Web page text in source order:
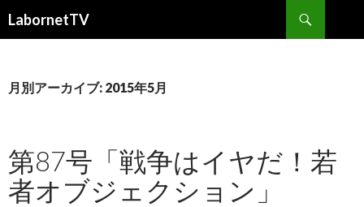
LabornetTV
索
ン
動
月別アーカイブ: 2015年5月
第87号「戦争はイヤだ！若
者オブジェクション」